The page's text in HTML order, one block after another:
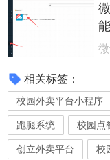
相关标签：
校园外卖平台小程序
跑腿系统 校园点
创立外卖平台 校